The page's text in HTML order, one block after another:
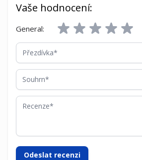
Vaše hodnocení:
General:
Přezdívka
Souhrn
Recenze
Odeslat recenzi